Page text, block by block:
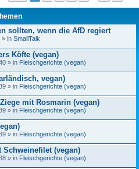
sollten, wenn die AfD regiert
» in SmallTalk
Köfte (vegan)
» in Fleischgerichte (vegan)
vegan)
» in Fleischgerichte (vegan)
mit Rosmarin (vegan)
» in Fleischgerichte (vegan)
» in Fleischgerichte (vegan)
Schweinefilet (vegan)
» in Fleischgerichte (vegan)